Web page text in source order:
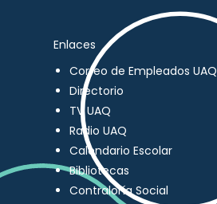
Enlaces
Correo de Empleados UAQ
Directorio
TV UAQ
Radio UAQ
Calendario Escolar
Bibliotecas
Contraloría Social